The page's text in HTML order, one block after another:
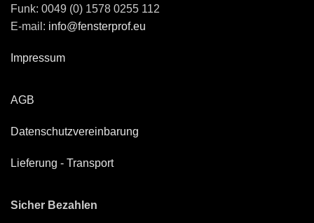
Funk: 0049 (0) 1578 0255 112
E-mail: info@fensterprof.eu
Impressum
AGB
Datenschutzvereinbarung
Lieferung - Transport
Sicher Bezahlen